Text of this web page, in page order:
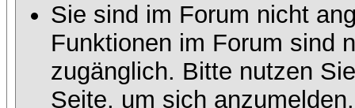
Sie sind im Forum nicht
Funktionen im Forum sind
zugänglich. Bitte nutzen
Seite, um sich